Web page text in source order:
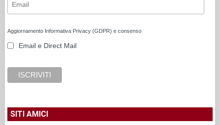
Aggiornamento Informativa Privacy (GDPR) e consenso
Email e Direct Mail
SITI AMICI